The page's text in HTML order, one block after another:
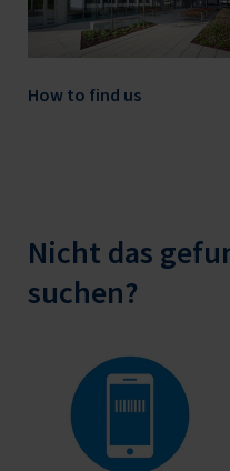
How to find us
Nicht das
suchen?